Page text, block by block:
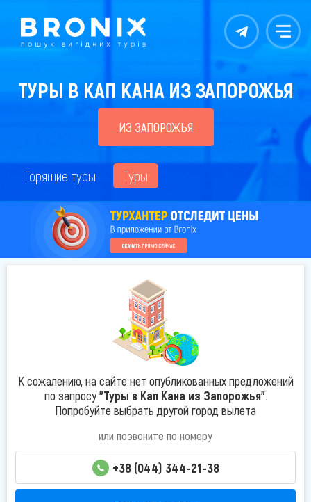
Контакты Меню
ТУРЫ В КАП КАНА ИЗ ЗАПОРОЖЬЯ
ИЗ ЗАПОРОЖЬЯ
Горящие туры Туры
К сожалению, на сайте нет опубликованных предложений
по запросу"Туры в Кап Кана из Запорожья".
Попробуйте выбрать другой город вылета
или позвоните по номеру
+38 (044) 344-21-38